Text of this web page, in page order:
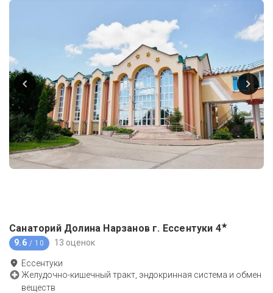
Санаторий Долина Нарзанов г. Ессентуки 4★
9.6 / 10 13 оценок
Ессентуки
Желудочно-кишечный тракт, эндокринная система и обмен
веществ